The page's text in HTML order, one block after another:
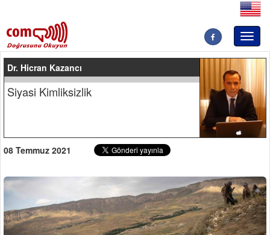
Dr. Hicran Kazancı
Siyasi Kimliksizlik
08 Temmuz 2021